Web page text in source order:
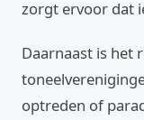
zorgt ervoor dat
Daarnaast is het
optreden of